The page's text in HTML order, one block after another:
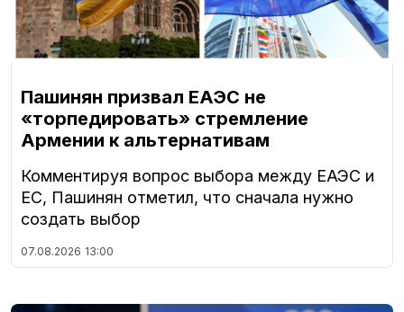
Пашинян призвал ЕАЭС не
«торпедировать» стремление
Армении к альтернативам
Комментируя вопрос выбора между ЕАЭС и
ЕС, Пашинян отметил, что сначала нужно
создать выбор
07.08.2026 13:00